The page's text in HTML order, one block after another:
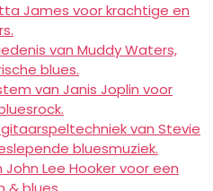
James voor krachtige en
van Muddy Waters,
blues.
van Janis Joplin voor
van Stevie
bluesmuziek.
Lee Hooker voor een